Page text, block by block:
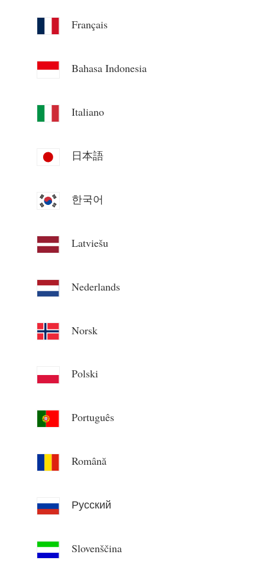
App Loja
Ranking FV
Français
Bahasa Indonesia
Italiano
日本語
한국어
Latviešu
Nederlands
Norsk
Polski
Português
Română
Русский
Slovenščina